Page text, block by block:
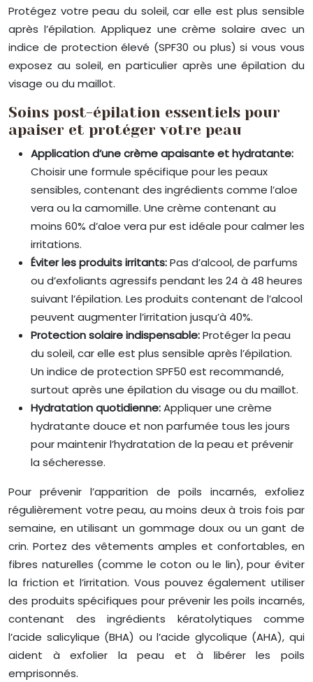
Protégez votre peau du soleil, car elle est plus sensible
après l’épilation. Appliquez une crème solaire avec un
indice de protection élevé (SPF30 ou plus) si vous vous
exposez au soleil, en particulier après une épilation du
visage ou du maillot.
Soins post-épilation essentiels pour
apaiser et protéger votre peau
Application d’une crème apaisante et hydratante:
Choisir une formule spécifique pour les peaux
sensibles, contenant des ingrédients comme l’aloe
vera ou la camomille. Une crème contenant au
moins 60% d’aloe vera pur est idéale pour calmer les
irritations.
Éviter les produits irritants:Pas d’alcool, de parfums
ou d’exfoliants agressifs pendant les 24 à 48 heures
suivant l’épilation. Les produits contenant de l’alcool
peuvent augmenter l’irritation jusqu’à 40%.
Protection solaire indispensable:Protéger la peau
du soleil, car elle est plus sensible après l’épilation.
Un indice de protection SPF50 est recommandé,
surtout après une épilation du visage ou du maillot.
Hydratation quotidienne:Appliquer une crème
hydratante douce et non parfumée tous les jours
pour maintenir l’hydratation de la peau et prévenir
la sécheresse.
Pour prévenir l’apparition de poils incarnés, exfoliez
régulièrement votre peau, au moins deux à trois fois par
semaine, en utilisant un gommage doux ou un gant de
crin. Portez des vêtements amples et confortables, en
fibres naturelles (comme le coton ou le lin), pour éviter
la friction et l’irritation. Vous pouvez également utiliser
des produits spécifiques pour prévenir les poils incarnés,
contenant des ingrédients kératolytiques comme
l’acide salicylique (BHA) ou l’acide glycolique (AHA), qui
aident à exfolier la peau et à libérer les poils
emprisonnés.